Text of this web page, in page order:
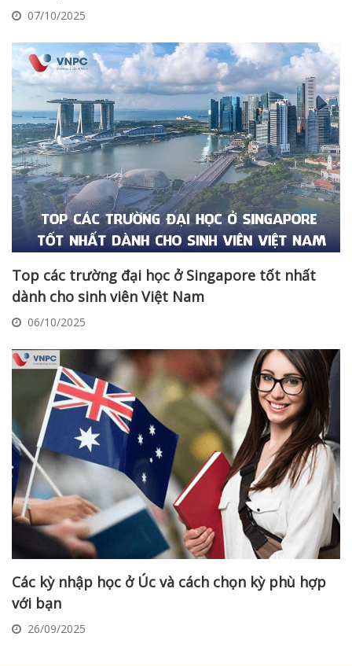
07/10/2025
Top các trường đại học ở Singapore tốt nhất
dành cho sinh viên Việt Nam
06/10/2025
Các kỳ nhập học ở Úc và cách chọn kỳ phù hợp
với bạn
26/09/2025